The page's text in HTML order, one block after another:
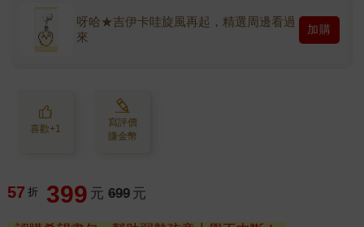
呀哈★吉伊卡哇旋風再起，精選周邊看過
來
加購
喜歡+1
寫評價
賺金幣
57 折 399 元 699 元